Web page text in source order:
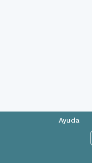
Ayuda